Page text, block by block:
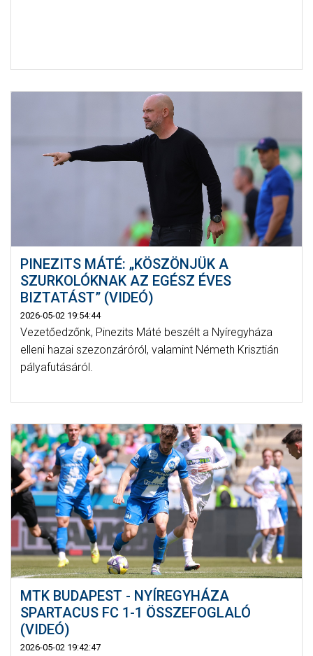
PINEZITS MÁTÉ: „KÖSZÖNJÜK A
SZURKOLÓKNAK AZ EGÉSZ ÉVES
BIZTATÁST” (VIDEÓ)
2026-05-02 19:54:44
Vezetőedzőnk, Pinezits Máté beszélt a Nyíregyháza
elleni hazai szezonzáróról, valamint Németh Krisztián
pályafutásáról.
MTK BUDAPEST - NYÍREGYHÁZA
SPARTACUS FC 1-1 ÖSSZEFOGLALÓ
(VIDEÓ)
2026-05-02 19:42:47